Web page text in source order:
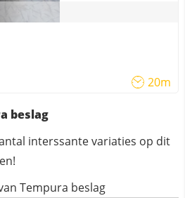
20m
beslag
interssante variaties op dit
Tempura beslag